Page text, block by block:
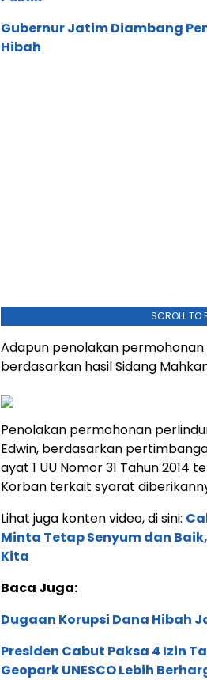
Gubernur Jatim Diambang
Hibah
SCROLL TO
Adapun penolakan
berdasarkan hasil Sidang
Penolakan permohonan
Edwin, berdasarkan
ayat 1 UU Nomor 31 Tahun 2014
Korban terkait syarat
Lihat juga konten video, di sini:
Minta Tetap Senyum dan
Kita
Baca Juga:
Dugaan Korupsi Dana Hibah
Presiden Cabut Paksa 4 Izin
Geopark UNESCO Lebih